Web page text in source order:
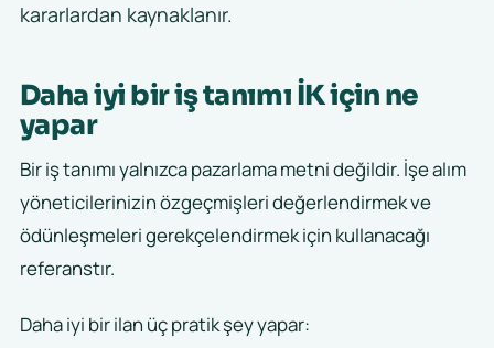
kararlardan kaynaklanır.
Daha iyi bir iş tanımı İK için ne
yapar
Bir iş tanımı yalnızca pazarlama metni değildir. İşe alım
yöneticilerinizin özgeçmişleri değerlendirmek ve
ödünleşmeleri gerekçelendirmek için kullanacağı
referanstır.
Daha iyi bir ilan üç pratik şey yapar: